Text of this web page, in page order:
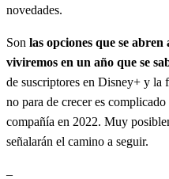
novedades.
Son las opciones que se
viviremos en un año que se
de suscriptores en Disney+ y la
no para de crecer es
compañía en 2022. Muy
señalarán el camino a seguir.
–